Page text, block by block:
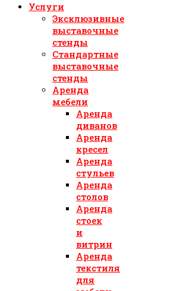
Услуги
Эксклюзивные
выставочные
стенды
Стандартные
выставочные
стенды
Аренда
мебели
Аренда
диванов
Аренда
кресел
Аренда
стульев
Аренда
столов
Аренда
стоек
и
витрин
Аренда
текстиля
для